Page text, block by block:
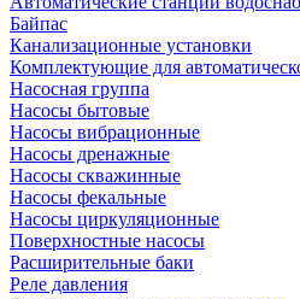
Байпас
Канализационные установки
Комплектующие для
Насосная группа
Насосы бытовые
Насосы вибрационные
Насосы дренажные
Насосы скважинные
Насосы фекальные
Насосы циркуляционные
Поверхностные насосы
Расширительные баки
Реле давления